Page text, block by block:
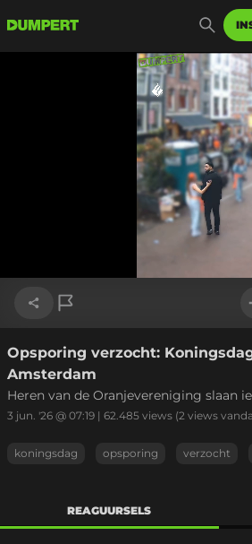
Geladen
Link kopiëren
Opsporing verzocht:
Amsterdam
Heren van de Oranjevereniging slaan
3 jun. '26 @ 07:19 | 62.485 views (2 views
koningsdag opsporing verzocht
REAGUURSELS